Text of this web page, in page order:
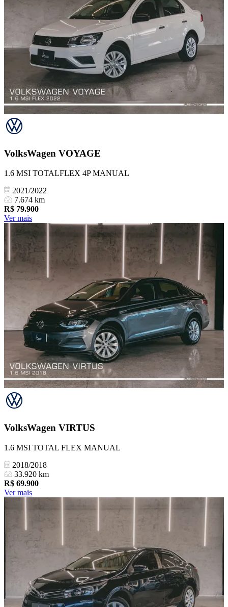
VolksWagen VOYAGE
1.6 MSI TOTALFLEX 4P MANUAL
2021/2022
7.674 km
R$ 79.900
Ver mais
VolksWagen VIRTUS
1.6 MSI TOTAL FLEX MANUAL
2018/2018
33.920 km
R$ 69.900
Ver mais